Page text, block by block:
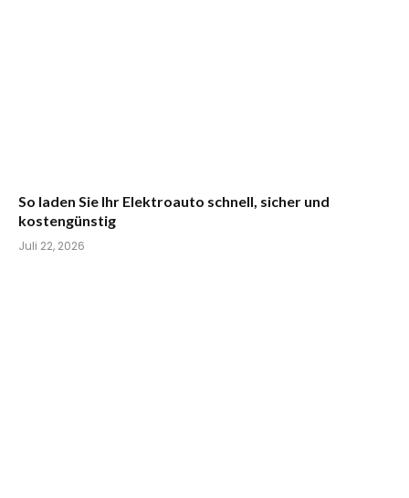
So laden Sie Ihr Elektroauto schnell, sicher und
kostengünstig
Juli 22, 2026